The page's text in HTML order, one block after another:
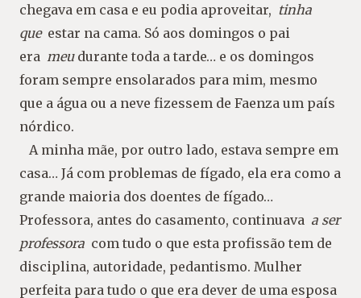
chegava em casa e eu podia aproveitar, tinha
queestar na cama. Só aos domingos o pai
era meudurante toda a tarde… e os domingos
foram sempre ensolarados para mim, mesmo
que a água ou a neve fizessem de Faenza um país
nórdico.
A minha mãe, por outro lado, estava sempre em
casa… Já com problemas de fígado, ela era como a
grande maioria dos doentes de fígado…
Professora, antes do casamento, continuava a ser
professora com tudo o que esta profissão tem de
disciplina, autoridade, pedantismo. Mulher
perfeita para tudo o que era dever de uma esposa